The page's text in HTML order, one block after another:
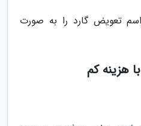
تعویض گارد را به صورت
هزینه کم